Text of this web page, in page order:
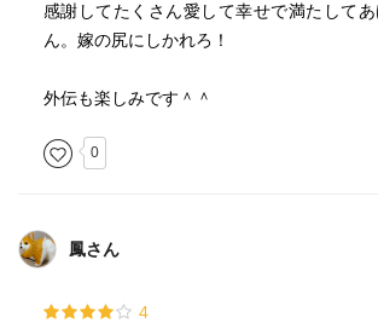
感謝してたくさん愛して幸せで満たして
ん。嫁の尻にしかれろ！
外伝も楽しみです＾＾
0
鳳さん
4